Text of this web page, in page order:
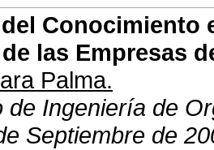
Conocimiento
las Empresas
Palma.
de Ingeniería de
Septiembre de